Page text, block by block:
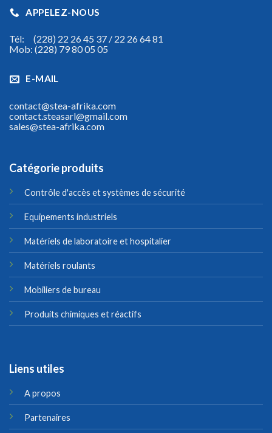
APPELEZ-NOUS
Tél: (228) 22 26 45 37 / 22 26 64 81
Mob: (228) 79 80 05 05
E-MAIL
contact@stea-afrika.com
contact.steasarl@gmail.com
sales@stea-afrika.com
Catégorie produits
Contrôle d'accès et systèmes de sécurité
Equipements industriels
Matériels de laboratoire et hospitalier
Matériels roulants
Mobiliers de bureau
Produits chimiques et réactifs
Liens utiles
A propos
Partenaires